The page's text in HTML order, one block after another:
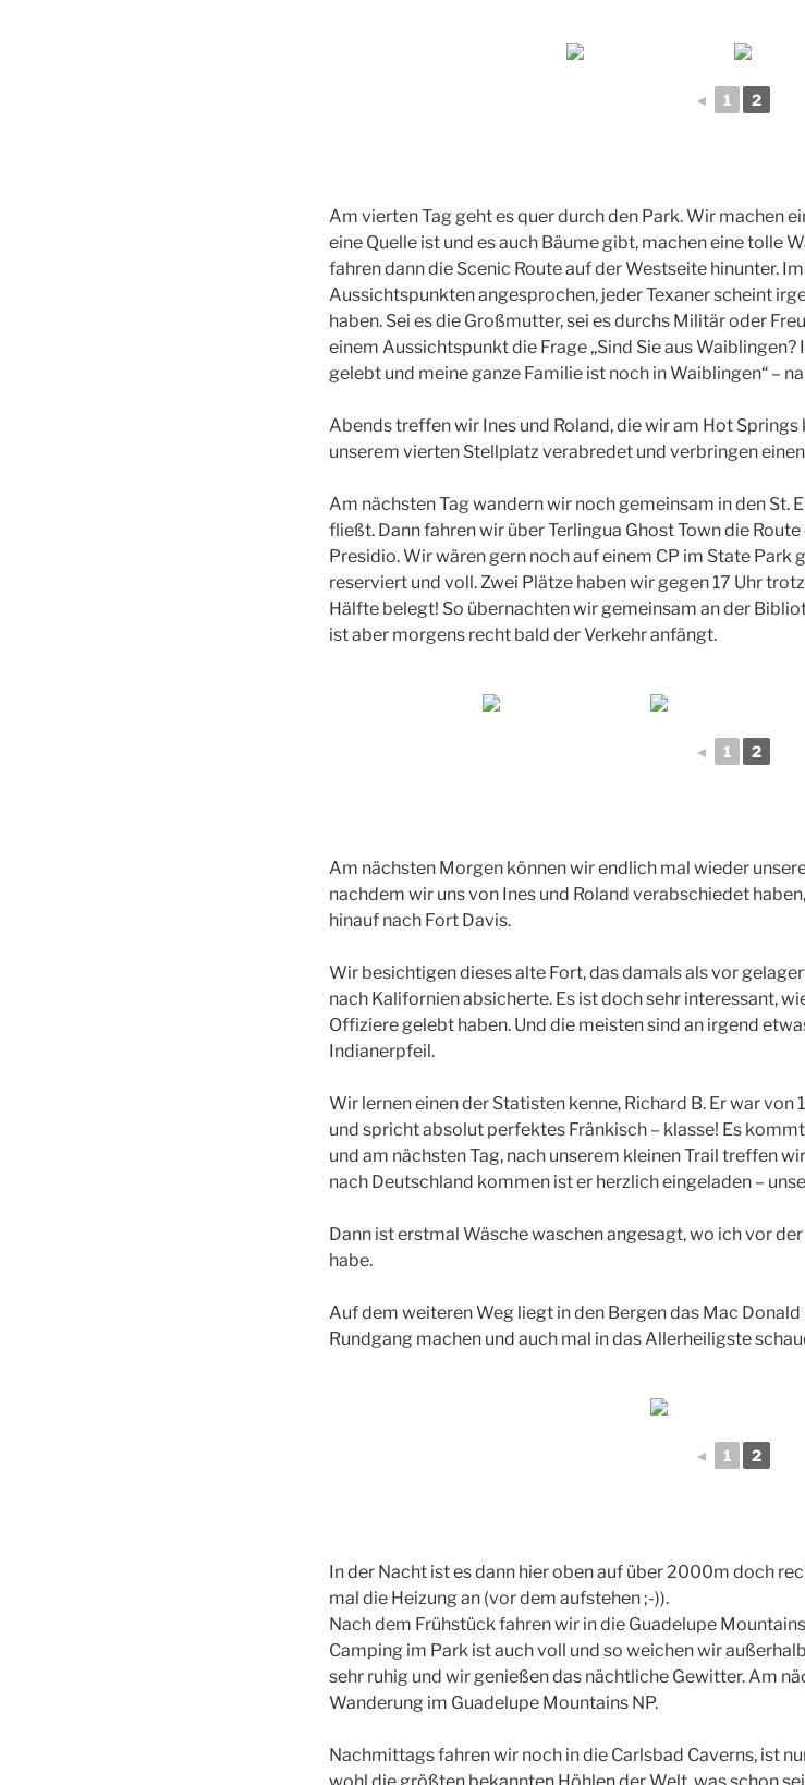
◄ 1 2
Am vierten Tag geht es quer durch den Park. Wir machen
eine Quelle ist und es auch Bäume gibt, machen eine tolle
fahren dann die Scenic Route auf der Westseite hinunter.
Aussichtspunkten angesprochen, jeder Texaner scheint
haben. Sei es die Großmutter, sei es durchs Militär oder
einem Aussichtspunkt die Frage „Sind Sie aus
gelebt und meine ganze Familie ist noch in Waiblingen“ –
Abends treffen wir Ines und Roland, die wir am Hot Springs
unserem vierten Stellplatz verabredet und verbringen
Am nächsten Tag wandern wir noch gemeinsam in den St.
fließt. Dann fahren wir über Terlingua Ghost Town die
Presidio. Wir wären gern noch auf einem CP im State Park
reserviert und voll. Zwei Plätze haben wir gegen 17 Uhr
Hälfte belegt! So übernachten wir gemeinsam an der
ist aber morgens recht bald der Verkehr anfängt.
◄ 1 2
Am nächsten Morgen können wir endlich mal wieder
nachdem wir uns von Ines und Roland verabschiedet
hinauf nach Fort Davis.
Wir besichtigen dieses alte Fort, das damals als vor
nach Kalifornien absicherte. Es ist doch sehr interessant,
Offiziere gelebt haben. Und die meisten sind an irgend
Indianerpfeil.
Wir lernen einen der Statisten kenne, Richard B. Er war
und spricht absolut perfektes Fränkisch – klasse! Es
und am nächsten Tag, nach unserem kleinen Trail treffen
nach Deutschland kommen ist er herzlich eingeladen –
Dann ist erstmal Wäsche waschen angesagt, wo ich vor
habe.
Auf dem weiteren Weg liegt in den Bergen das Mac
Rundgang machen und auch mal in das Allerheiligste
◄ 1 2
In der Nacht ist es dann hier oben auf über 2000m doch
mal die Heizung an (vor dem aufstehen ;-)).
Nach dem Frühstück fahren wir in die Guadelupe
Camping im Park ist auch voll und so weichen wir
sehr ruhig und wir genießen das nächtliche Gewitter. Am
Wanderung im Guadelupe Mountains NP.
Nachmittags fahren wir noch in die Carlsbad Caverns, ist